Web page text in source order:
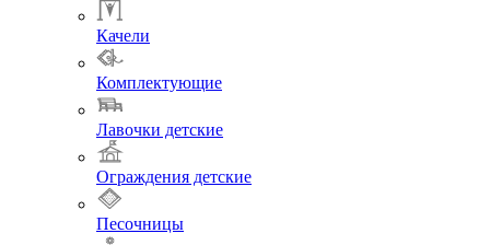
Качели
Комплектующие
Лавочки детские
Ограждения детские
Песочницы